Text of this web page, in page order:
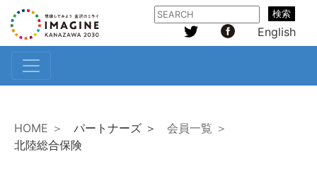
検索
English
HOME ＞ パートナーズ ＞
会員一覧 ＞
北陸総合保険